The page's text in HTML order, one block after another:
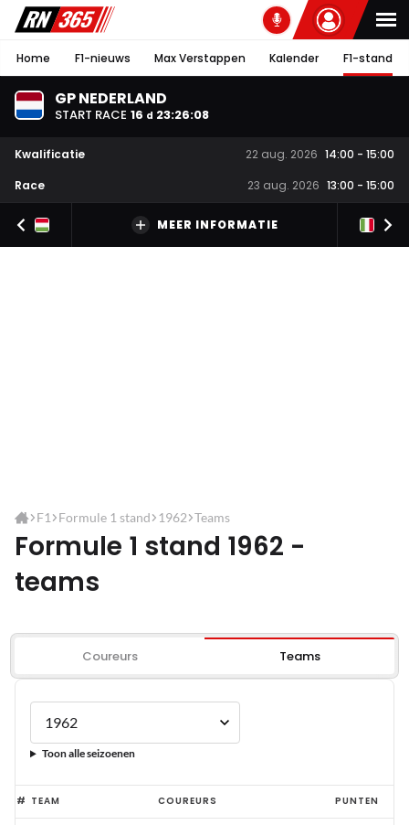
Home F1-nieuws Max Verstappen Kalender F1-stand
GP NEDERLAND
START RACE 16 d 23:26:08
Kwalificatie 22 aug. 2026 14:00 - 15:00
Race
23 aug. 2026 13:00 - 15:00
MEER INFORMATIE
F1 Formule 1 stand 1962 Teams
Formule 1 stand 1962 -
teams
Coureurs Teams
Toon alle seizoenen
# TEAM COUREURS PUNTEN